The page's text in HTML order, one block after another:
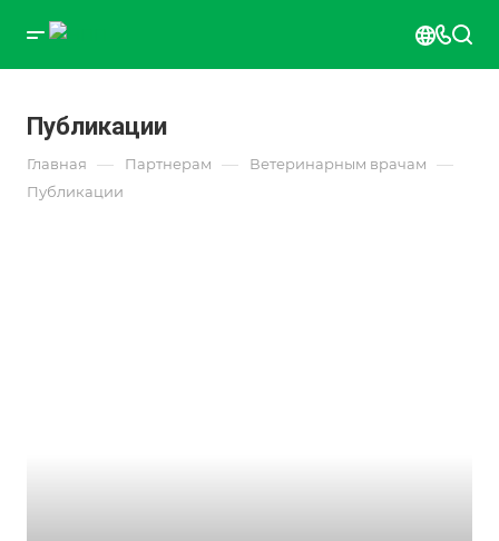
Публикации
Главная — Партнерам — Ветеринарным врачам —
Публикации